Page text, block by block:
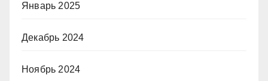
Январь 2025
Декабрь 2024
Ноябрь 2024